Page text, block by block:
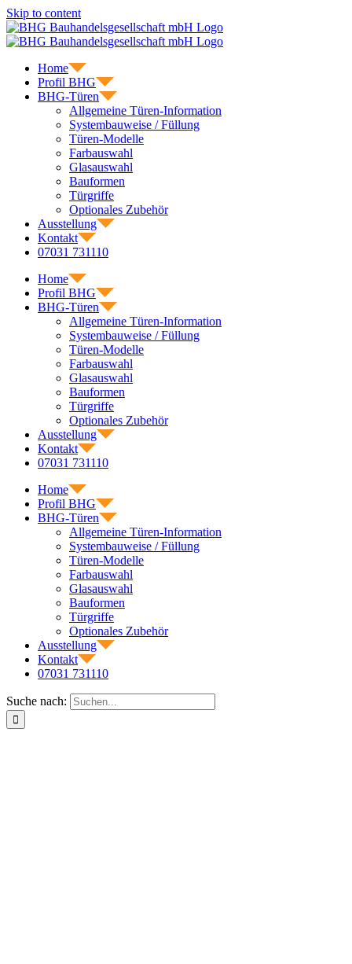
Skip to content
Home
Profil BHG
BHG-Türen
Allgemeine Türen-Information
Systembauweise / Füllung
Türen-Modelle
Farbauswahl
Glasauswahl
Bauformen
Türgriffe
Optionales Zubehör
Ausstellung
Kontakt
07031 731110
Home
Profil BHG
BHG-Türen
Allgemeine Türen-Information
Systembauweise / Füllung
Türen-Modelle
Farbauswahl
Glasauswahl
Bauformen
Türgriffe
Optionales Zubehör
Ausstellung
Kontakt
07031 731110
Home
Profil BHG
BHG-Türen
Allgemeine Türen-Information
Systembauweise / Füllung
Türen-Modelle
Farbauswahl
Glasauswahl
Bauformen
Türgriffe
Optionales Zubehör
Ausstellung
Kontakt
07031 731110
Suche nach: